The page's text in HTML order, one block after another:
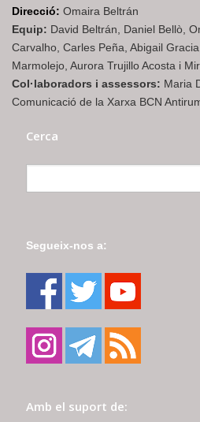
Direcció: Omaira Beltrán
Equip: David Beltrán, Daniel Bellò,
Carvalho, Carles Peña, Abigail
Marmolejo, Aurora Trujillo Acosta i
Col·laboradors i assessors: Maria
Comunicació de la Xarxa BCN
Cerca
Segueix-nos a:
Amb el suport de: